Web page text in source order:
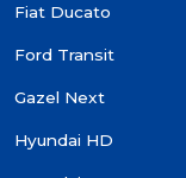
Fiat Ducato
Ford Transit
Gazel Next
Hyundai HD